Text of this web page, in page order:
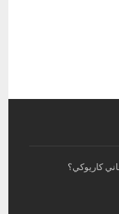
كاريوكي؟